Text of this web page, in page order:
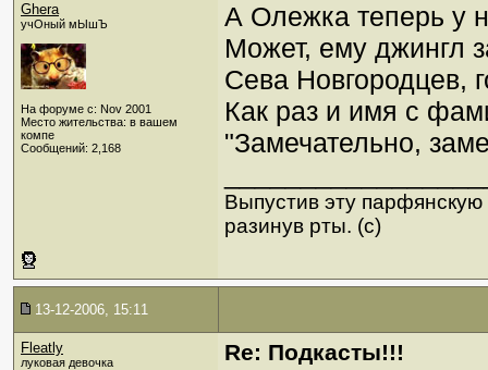
Ghera
учОный мЫшЪ
На форуме с: Nov 2001
Место жительства: в вашем
компе
Сообщений: 2,168
А Олежка теперь у
Может, ему джингл
Сева Новгородцев,
Как раз и имя с
"Замечательно,
Выпустив эту
разинув рты. (с)
13-12-2006, 15:11
Fleatly
луковая девочка
Re: Подкасты!!!